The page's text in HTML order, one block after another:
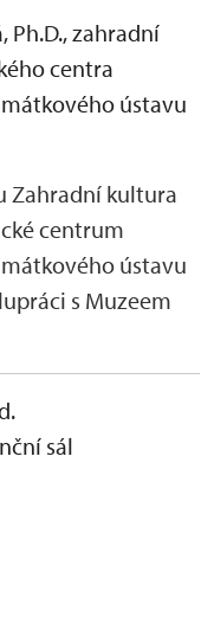
Ph.D.,zahradní
centra
ústavu
Zahradní kultura
centrum
ústavu
s Muzeem
sál